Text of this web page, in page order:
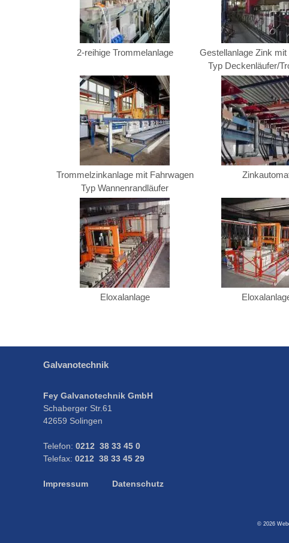
2-reihige Trommelanlage
Gestellanlage Zink
Typ Deckenläufer/
Trommelzinkanlage mit Fahrwagen
Typ Wannenrandläufer
Eloxalanlage
Galvanotechnik
Fey Galvanotechnik GmbH
Schaberger Str.61
42659 Solingen
Telefon: 0212 38 33 45 0
Telefax: 0212 38 33 45 29
Impressum Datenschutz
© 2026